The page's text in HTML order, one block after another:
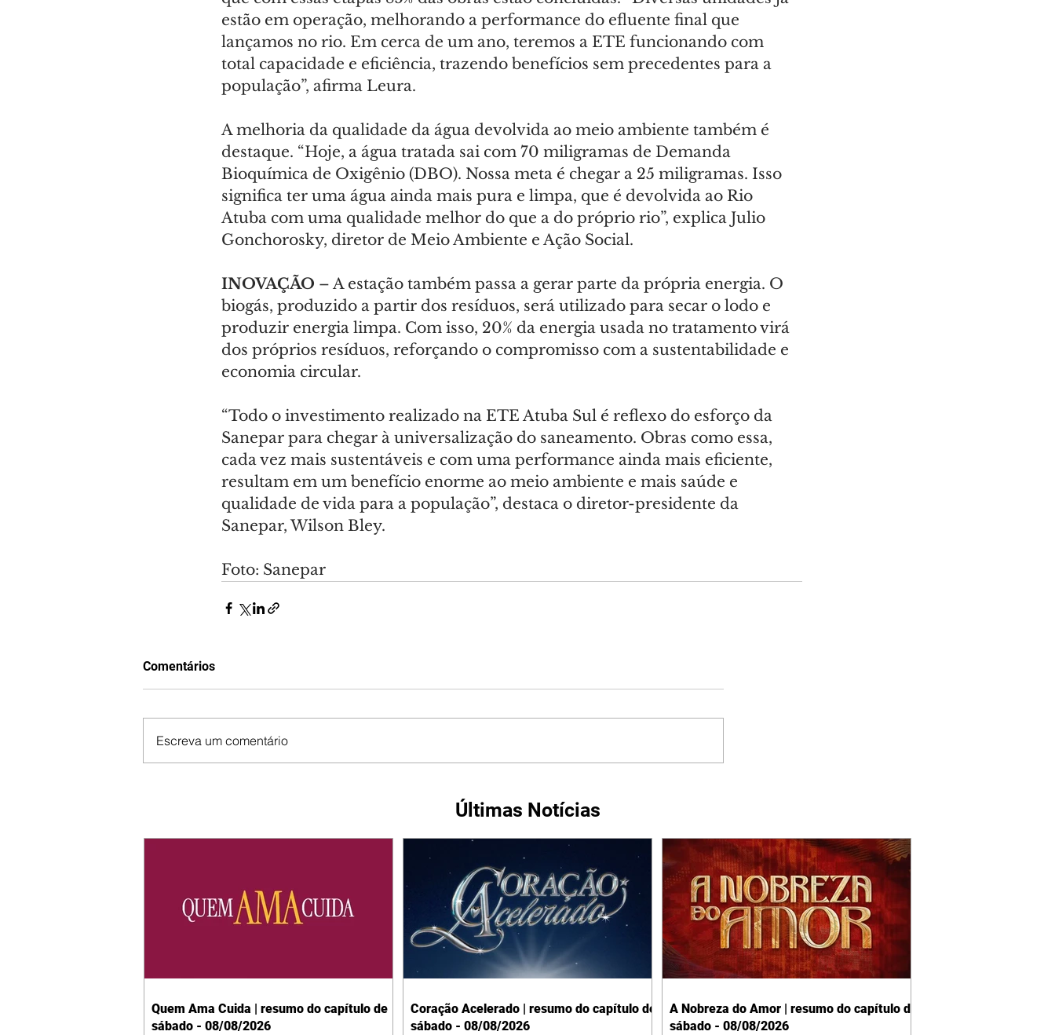
estão em operação, melhorando a performance do efluente final que
lançamos no rio. Em cerca de um ano, teremos a ETE funcionando com
total capacidade e eficiência, trazendo benefícios sem precedentes para a
população”, afirma Leura.
A melhoria da qualidade da água devolvida ao meio ambiente também é
destaque. “Hoje, a água tratada sai com 70 miligramas de Demanda
Bioquímica de Oxigênio (DBO). Nossa meta é chegar a 25 miligramas. Isso
significa ter uma água ainda mais pura e limpa, que é devolvida ao Rio
Atuba com uma qualidade melhor do que a do próprio rio”, explica Julio
Gonchorosky, diretor de Meio Ambiente e Ação Social.
INOVAÇÃO – A estação também passa a gerar parte da própria energia. O
biogás, produzido a partir dos resíduos, será utilizado para secar o lodo e
produzir energia limpa. Com isso, 20% da energia usada no tratamento virá
dos próprios resíduos, reforçando o compromisso com a sustentabilidade e
economia circular.
“Todo o investimento realizado na ETE Atuba Sul é reflexo do esforço da
Sanepar para chegar à universalização do saneamento. Obras como essa,
cada vez mais sustentáveis e com uma performance ainda mais eficiente,
resultam em um benefício enorme ao meio ambiente e mais saúde e
qualidade de vida para a população”, destaca o diretor-presidente da
Sanepar, Wilson Bley.
Foto: Sanepar
Comentários
Escreva um comentário
Últimas Notícias
Quem Ama Cuida | resumo do capítulo de
sábado - 08/08/2026
Coração Acelerado | resumo do capítulo de
sábado - 08/08/2026
A Nobreza do Amor | resumo do capítulo de
sábado - 08/08/2026